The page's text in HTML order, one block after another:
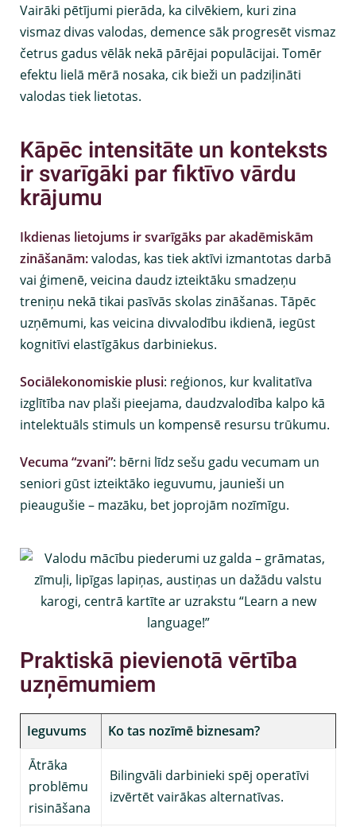
Vairāki pētījumi pierāda, ka cilvēkiem, kuri zina
vismaz divas valodas, demence sāk progresēt vismaz
četrus gadus vēlāk nekā pārējai populācijai. Tomēr
efektu lielā mērā nosaka, cik bieži un padziļināti
valodas tiek lietotas.
Kāpēc intensitāte un konteksts
ir svarīgāki par fiktīvo vārdu
krājumu
Ikdienas lietojums ir svarīgāks par akadēmiskām
zināšanām:valodas, kas tiek aktīvi izmantotas darbā
vai ģimenē, veicina daudz izteiktāku smadzeņu
treniņu nekā tikai pasīvās skolas zināšanas. Tāpēc
uzņēmumi, kas veicina divvalodību ikdienā, iegūst
kognitīvi elastīgākus darbiniekus.
Sociālekonomiskie plusi: reģionos, kur kvalitatīva
izglītība nav plaši pieejama, daudzvalodība kalpo kā
intelektuāls stimuls un kompensē resursu trūkumu.
Vecuma “zvani”: bērni līdz sešu gadu vecumam un
seniori gūst izteiktāko ieguvumu, jaunieši un
pieaugušie – mazāku, bet joprojām nozīmīgu.
Praktiskā pievienotā vērtība
uzņēmumiem
Ieguvums
Ko tas nozīmē biznesam?
Ātrāka
problēmu
risināšana
Bilingvāli darbinieki spēj operatīvi
izvērtēt vairākas alternatīvas.